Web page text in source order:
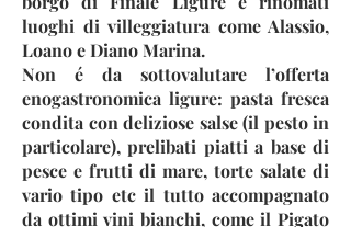
luoghi di villeggiatura come Alassio,
Loano e Diano Marina.
Non é da sottovalutare l’offerta
enogastronomica ligure: pasta fresca
condita con deliziose salse (il pesto in
particolare), prelibati piatti a base di
pesce e frutti di mare, torte salate di
vario tipo etc il tutto accompagnato
da ottimi vini bianchi, come il Pigato